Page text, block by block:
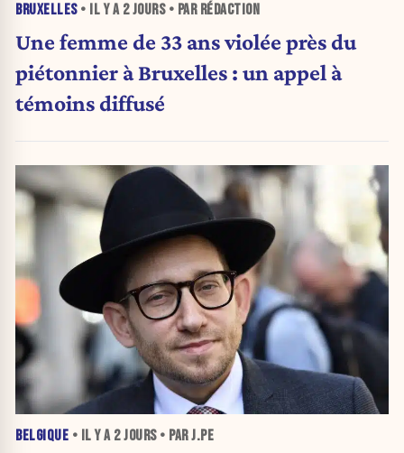
BRUXELLES• IL Y A 2 JOURS• PAR RÉDACTION
Une femme de 33 ans violée près du
piétonnier à Bruxelles : un appel à
témoins diffusé
BELGIQUE • IL Y A 2 JOURS• PAR J.PE